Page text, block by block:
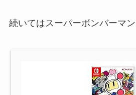
続いてはスーパーボンバーマン